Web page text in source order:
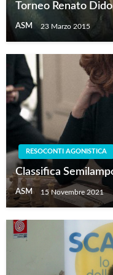
Torneo Renato
ASM 23 Marzo 2015
RESOCONTI AGONISTICA
Classifica
ASM 15 Novembre 2021